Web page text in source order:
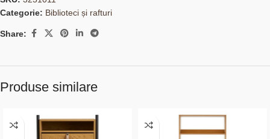
Categorie: Biblioteci și rafturi
Share:
Produse similare